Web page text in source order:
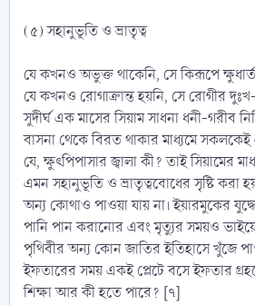
(৫) সহানুভূতি ও ভ্রাতৃত্ব
যে কখনও অভুক্ত থাকেনি, সে কিরূপে ক্ষুধার্ত
যে কখনও রোগাক্রান্ত হয়নি, সে রোগীর
সুদীর্ঘ এক মাসের সিয়াম সাধনা ধনী-গরীব
বাসনা থেকে বিরত থাকার মাধ্যমে
যে, ক্ষুৎপিপাসার জ্বালা কী? তাই সিয়ামের
এমন সহানুভূতি ও ভ্রাতৃত্ববোধের সৃষ্টি করা
অন্য কোথাও পাওয়া যায় না। ইয়ারমুকের
পানি পান করানোর এবং মৃত্যুর সময়ও
পৃথিবীর অন্য কোন জাতির ইতিহাসে খুঁজে
ইফতারের সময় একই প্লেটে বসে ইফতার
শিক্ষা আর কী হতে পারে? [৭]